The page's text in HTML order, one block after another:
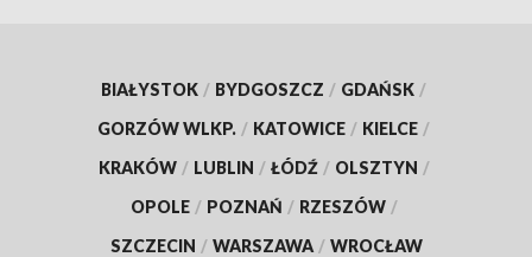
BIAŁYSTOK / BYDGOSZCZ / GDAŃSK /
GORZÓW WLKP. / KATOWICE / KIELCE /
KRAKÓW / LUBLIN / ŁÓDŹ / OLSZTYN /
OPOLE / POZNAŃ / RZESZÓW /
SZCZECIN / WARSZAWA / WROCŁAW